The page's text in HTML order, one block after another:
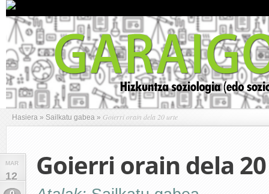
Hasiera » Sailkatu gabea » Goierri orain dela 20 urte
MAR
12
Goierri orain dela